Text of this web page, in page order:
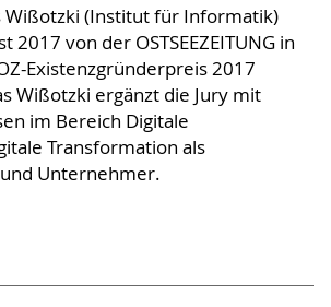
Wißotzki (Institut für Informatik)
2017 von der OSTSEEZEITUNG in
Existenzgründerpreis 2017
Wißotzki ergänzt die Jury mit
im Bereich Digitale
Transformation als
Unternehmer.